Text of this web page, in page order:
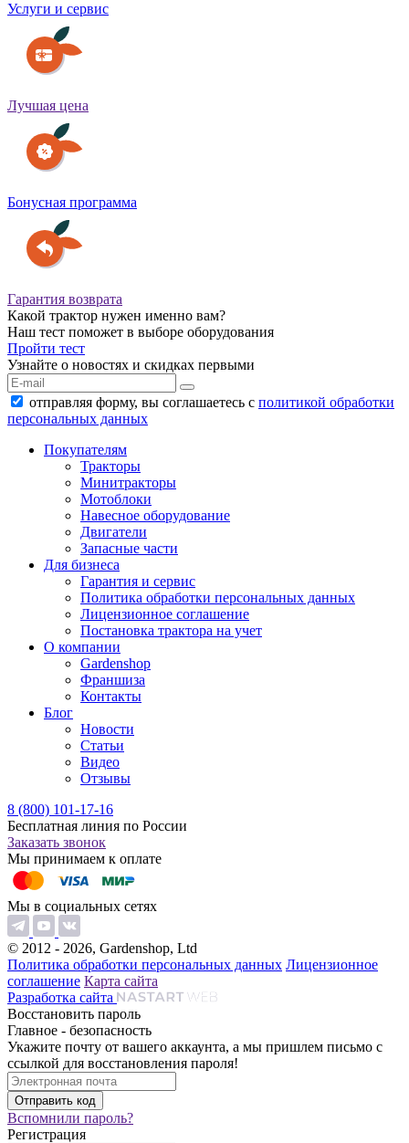
Услуги и сервис
Лучшая цена
Бонусная программа
Гарантия возврата
Какой трактор нужен именно вам?
Наш тест поможет в выборе оборудования
Пройти тест
Узнайте о новостях и скидках первыми
отправляя форму, вы соглашаетесь с политикой обработки
персональных данных
Покупателям
Тракторы
Минитракторы
Мотоблоки
Навесное оборудование
Двигатели
Запасные части
Для бизнеса
Гарантия и сервис
Политика обработки персональных данных
Лицензионное соглашение
Постановка трактора на учет
О компании
Gardenshop
Франшиза
Контакты
Блог
Новости
Статьи
Видео
Отзывы
8 (800) 101-17-16
Бесплатная линия по России
Заказать звонок
Мы принимаем к оплате
Мы в социальных сетях
© 2012 - 2026, Gardenshop, Ltd
Политика обработки персональных данных Лицензионное
соглашение Карта сайта
Разработка сайта
Восстановить пароль
Главное - безопасность
Укажите почту от вашего аккаунта, а мы пришлем письмо с
ссылкой для восстановления пароля!
Вспомнили пароль?
Регистрация